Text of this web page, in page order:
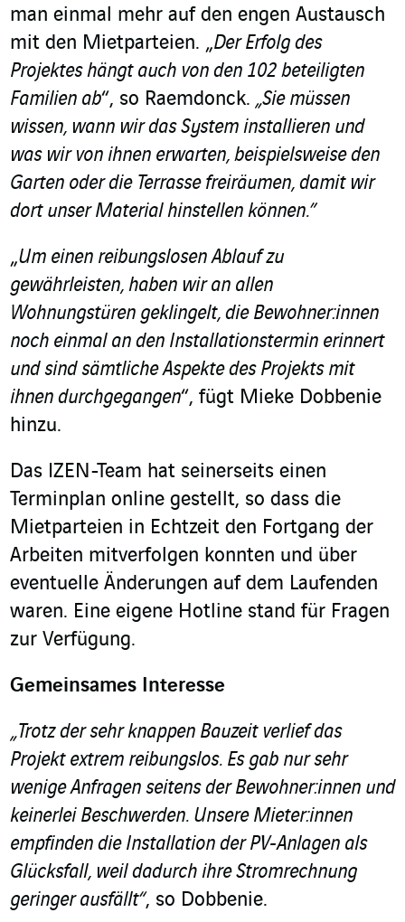
man einmal mehr auf den engen Austausch
mit den Mietparteien. „Der Erfolg des
Projektes hängt auch von den 102 beteiligten
Familien ab“, so Raemdonck. „Sie müssen
wissen, wann wir das System installieren und
was wir von ihnen erwarten, beispielsweise den
Garten oder die Terrasse freiräumen, damit wir
dort unser Material hinstellen können.”
„Um einen reibungslosen Ablauf zu
gewährleisten, haben wir an allen
Wohnungstüren geklingelt, die Bewohner:innen
noch einmal an den Installationstermin erinnert
und sind sämtliche Aspekte des Projekts mit
ihnen durchgegangen“, fügt Mieke Dobbenie
hinzu.
Das IZEN-Team hat seinerseits einen
Terminplan online gestellt, so dass die
Mietparteien in Echtzeit den Fortgang der
Arbeiten mitverfolgen konnten und über
eventuelle Änderungen auf dem Laufenden
waren. Eine eigene Hotline stand für Fragen
zur Verfügung.
Gemeinsames Interesse
„Trotz der sehr knappen Bauzeit verlief das
Projekt extrem reibungslos. Es gab nur sehr
wenige Anfragen seitens der Bewohner:innen und
keinerlei Beschwerden. Unsere Mieter:innen
empfinden die Installation der PV-Anlagen als
Glücksfall, weil dadurch ihre Stromrechnung
geringer ausfällt“, so Dobbenie.